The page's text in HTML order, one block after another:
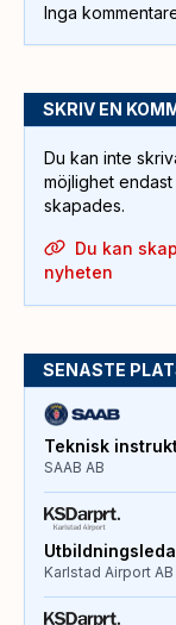
Inga
SKRIV EN
Du kan inte
möjlighet
skapades.
Du kan
nyheten
SENASTE
Teknisk
SAAB AB
Karlstad Airport AB